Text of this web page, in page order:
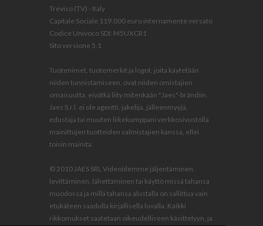
Treviso (TV) - Italy
Capitale Sociale 119.000 euro internamente versato
Codice Univoco SDI: M5UXCR1
Sito versione 5.1
Tuotenimet, tuotemerkit ja logot, joita käytetään
niiden tunnistamiseen, ovat niiden omistajien
omaisuutta, eivätkä liity mitenkään "Jaes"-brändiin.
Jaes S.r.l. ei ole agentti, jakelija, jälleenmyyjä,
edustaja tai muuten liikekumppani verkkosivustolla
mainittujen tuotteiden valmistajien kanssa, ellei
toisin mainita.
© 2010 JAES SRL Videoidemme jäljentäminen,
levittäminen, lähettäminen tai käyttö missä tahansa
muodossa ja millä tahansa alustalla on sallittua vain
etukäteen saadulla kirjallisella luvalla. Kaikki
rikkomukset saatetaan oikeudelliseen käsittelyyn, ja